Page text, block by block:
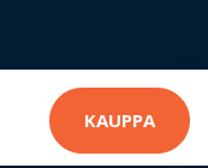
KAUPPA